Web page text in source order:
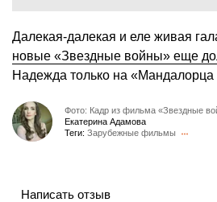
Далекая-далекая и еле живая
новые «Звездные войны» еще
Надежда только на «Мандалорца
Фото: Кадр из фильма «Звездные
Екатерина Адамова
Теги: Зарубежные фильмы
Написать отзыв